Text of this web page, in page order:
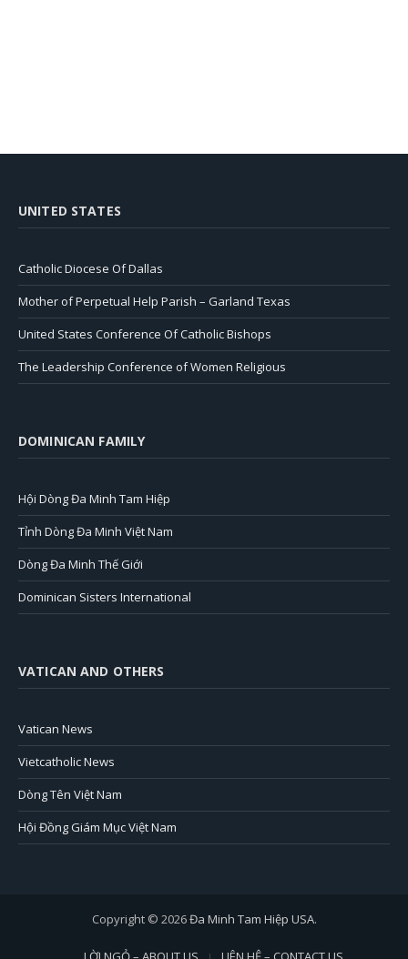
UNITED STATES
Catholic Diocese Of Dallas
Mother of Perpetual Help Parish – Garland Texas
United States Conference Of Catholic Bishops
The Leadership Conference of Women Religious
DOMINICAN FAMILY
Hội Dòng Đa Minh Tam Hiệp
Tỉnh Dòng Đa Minh Việt Nam
Dòng Đa Minh Thế Giới
Dominican Sisters International
VATICAN AND OTHERS
Vatican News
Vietcatholic News
Dòng Tên Việt Nam
Hội Đồng Giám Mục Việt Nam
Copyright © 2026Đa Minh Tam Hiệp USA.